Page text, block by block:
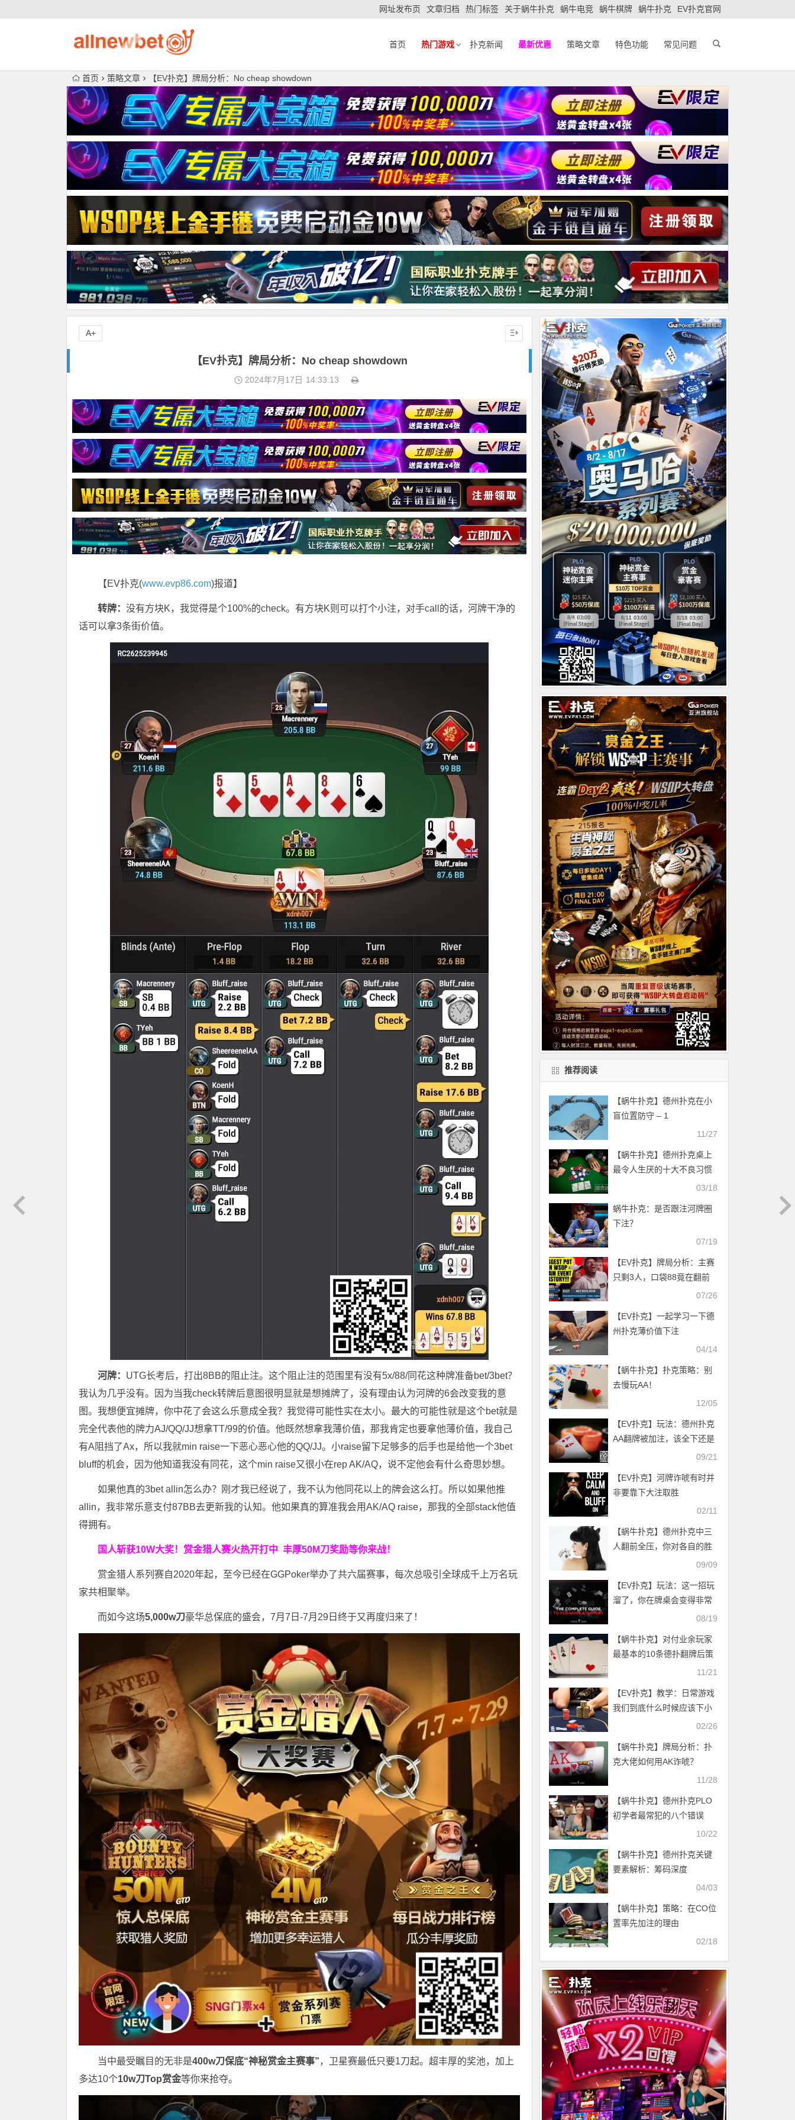
网址发布页 文章归档 热门标签 关于蜗牛扑克 蜗牛电竞 蜗牛棋牌 蜗牛扑克 EV扑克官网
首页 热门游戏 扑克新闻 最新优惠 策略文章 特色功能 常见问题
首页 策略文章 【EV扑克】牌局分析：No cheap showdown
【EV扑克】牌局分析：No cheap showdown
2024年7月17日 14:33:13
【EV扑克(www.evp86.com)报道】
转牌： 没有方块K，我觉得是个100%的check。有方块K则可以打个小注，对手call的话，河牌干净的
话可以拿3条街价值。
河牌： UTG长考后，打出8BB的阻止注。这个阻止注的范围里有没有5x/88/同花这种牌准备bet/3bet？
我认为几乎没有。因为当我check转牌后意图很明显就是想摊牌了，没有理由认为河牌的6会改变我的意
图。我想便宜摊牌，你中花了会这么乐意成全我？我觉得可能性实在太小。最大的可能性就是这个bet就是
完全代表他的牌力AJ/QQ/JJ想拿TT/99的价值。他既然想拿我薄价值，那我肯定也要拿他薄价值，我自己
有A阻挡了Ax，所以我就min raise一下恶心恶心他的QQ/JJ。小raise留下足够多的后手也是给他一个3bet
bluff的机会，因为他知道我没有同花，这个min raise又很小在rep AK/AQ，说不定他会有什么奇思妙想。
如果他真的3bet allin怎么办？刚才我已经说了，我不认为他同花以上的牌会这么打。所以如果他推
allin，我非常乐意支付87BB去更新我的认知。他如果真的算准我会用AK/AQ raise，那我的全部stack他值
得拥有。
国人斩获10W大奖！ 赏金猎人赛火热开打中 丰厚50M刀奖励等你来战！
赏金猎人系列赛自2020年起，至今已经在GGPoker举办了共六届赛事，每次总吸引全球成千上万名玩
家共相聚举。
而如今这场5,000w刀豪华总保底的盛会，7月7日-7月29日终于又再度归来了！
当中最受瞩目的无非是400w刀保底“神秘赏金主赛事”，卫星赛最低只要1刀起。超丰厚的奖池，加上
多达10个10w刀Top赏金等你来抢夺。
A+
推荐阅读
【蜗牛扑克】德州扑克在小
盲位置防守 – 1
11/27
【蜗牛扑克】德州扑克桌上
最令人生厌的十大不良习惯
03/18
蜗牛扑克：是否跟注河牌圈
下注？
07/19
【EV扑克】牌局分析：主赛
只剩3人，口袋88竟在翻前
07/26
【EV扑克】一起学习一下德
州扑克薄价值下注
04/14
【蜗牛扑克】扑克策略：别
去慢玩AA！
12/05
【EV扑克】玩法：德州扑克
AA翻牌被加注，该全下还是
09/21
【EV扑克】河牌诈唬有时并
非要靠下大注取胜
02/11
【蜗牛扑克】德州扑克中三
人翻前全压，你对各自的胜
09/09
【EV扑克】玩法：这一招玩
溜了，你在牌桌会变得非常
08/19
【蜗牛扑克】对付业余玩家
最基本的10条德扑翻牌后策
11/21
【EV扑克】教学：日常游戏
我们到底什么时候应该下小
02/26
【蜗牛扑克】​牌局分析：扑
克大佬如何用AK诈唬？
11/28
【蜗牛扑克】德州扑克PLO
初学者最常犯的八个错误
10/22
【蜗牛扑克】德州扑克关键
要素解析：筹码深度
04/03
【蜗牛扑克】策略：在CO位
置率先加注的理由
02/18